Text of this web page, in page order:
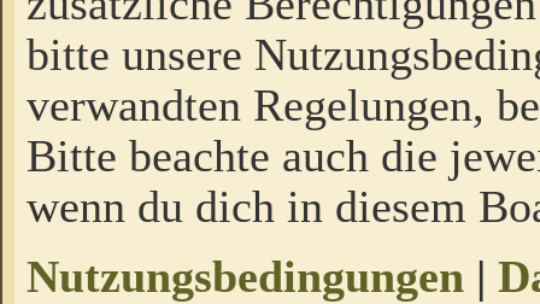
bitte unsere
verwandten Regelungen,
Bitte beachte auch die
wenn du dich in diesem
Nutzungsbedingungen |